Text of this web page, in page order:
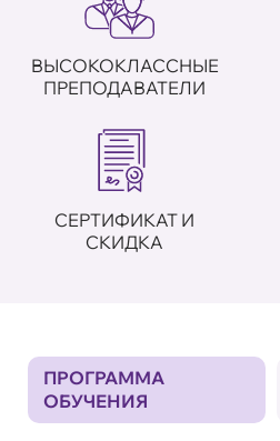
ВЫСОКОКЛАССНЫЕ
ПРЕПОДАВАТЕЛИ
СЕРТИФИКАТ И
СКИДКА
ПРОГРАММА
ОБУЧЕНИЯ